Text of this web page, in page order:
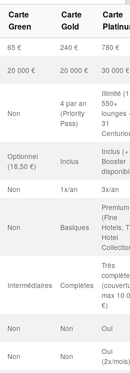
Carte
Green
Carte
Gold
Carte
65 € 240 €
780 €
20 000 € 20 000 € 30 000 €
Non
4 par an
(Priority
Pass)
Illimité (1
550+
lounges
31
Optionnel
(18,50 €)
Inclus
Inclus (+
Booster
Non 1x/an 3x/an
Non Basiques
Premium
(Fine
Hotels,
Hotel
Intermédiaires Complètes
Très
max 10
€)
Non Non Oui
Non Non
Oui
(2x/mois)